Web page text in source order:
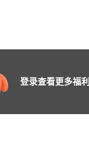
登录查看更多福